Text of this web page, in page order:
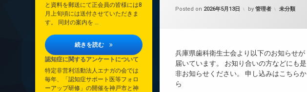
Posted on 2026年5月13日 by管理者 カテゴリー:
未分類
兵庫県歯科衛生士会より以下のお知らせが
届いています。 お知り合いの方などにも是
非お知らせください。 申し込みはこちらか
ら
と資料を郵送にて正会員の皆様には8
月上旬頃には送付させていただきま
す。 同封の案内を …
続きを読む 2026年定時総会について
認知症に関するアンケートについて
特定非営利活動法人エナガの会では
毎年、「認知症サポート医等フォロ
ーアップ研修」の開催を神戸市と神